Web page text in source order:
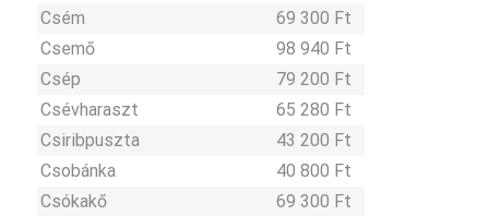
Csém
69 300 Ft
Csemő
98 940 Ft
Csép
79 200 Ft
Csévharaszt
65 280 Ft
Csiribpuszta
43 200 Ft
Csobánka
40 800 Ft
Csókakő
69 300 Ft